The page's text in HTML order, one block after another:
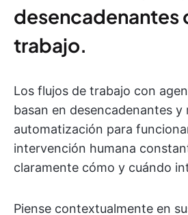
desencadenantes
trabajo.
Los flujos de trabajo con
basan en desencadenantes y
automatización para
intervención humana
claramente cómo y cuándo
Piense contextualmente en